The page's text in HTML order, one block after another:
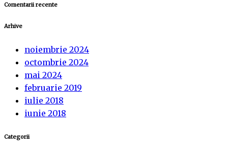
Comentarii recente
Arhive
noiembrie 2024
octombrie 2024
mai 2024
februarie 2019
iulie 2018
iunie 2018
Categorii